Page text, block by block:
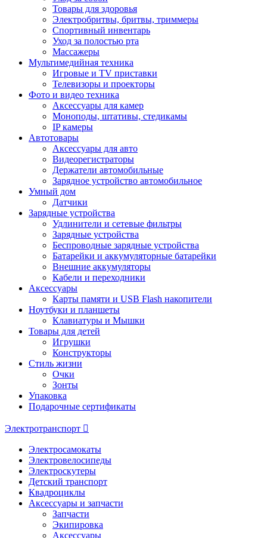
Товары для здоровья
Электробритвы, бритвы, триммеры
Спортивный инвентарь
Уход за полостью рта
Массажеры
Мультимедийная техника
Игровые и TV приставки
Телевизоры и проекторы
Фото и видео техника
Аксессуары для камер
Моноподы, штативы, стедикамы
IP камеры
Автотовары
Аксессуары для авто
Видеорегистраторы
Держатели автомобильные
Зарядное устройство автомобильное
Умный дом
Датчики
Зарядные устройства
Удлинители и сетевые фильтры
Зарядные устройства
Беспроводные зарядные устройства
Батарейки и аккумуляторные батарейки
Внешние аккумуляторы
Кабели и переходники
Аксессуары
Карты памяти и USB Flash накопители
Ноутбуки и планшеты
Клавиатуры и Мышки
Товары для детей
Игрушки
Конструкторы
Стиль жизни
Очки
Зонты
Упаковка
Подарочные сертификаты
Электротранспорт
Электросамокаты
Электровелосипеды
Электроскутеры
Детский транспорт
Квадроциклы
Аксессуары и запчасти
Запчасти
Экипировка
Аксессуары